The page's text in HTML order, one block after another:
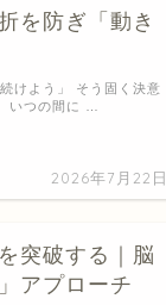
を防ぎ「動き
2026年7月22日
けよう」 そう固く決意
いつの間に …
突破する｜脳
アプローチ